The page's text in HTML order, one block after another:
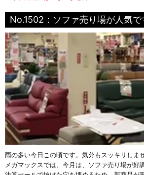
No.1502：ソファ売り場が人気で
雨の多い今日この頃です。気分もスッキリしま
メガマックスでは、今月は、ソファ売り場が好